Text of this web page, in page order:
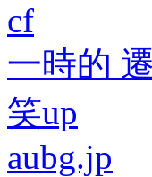
cf
一時的
笑up
aubg.jp